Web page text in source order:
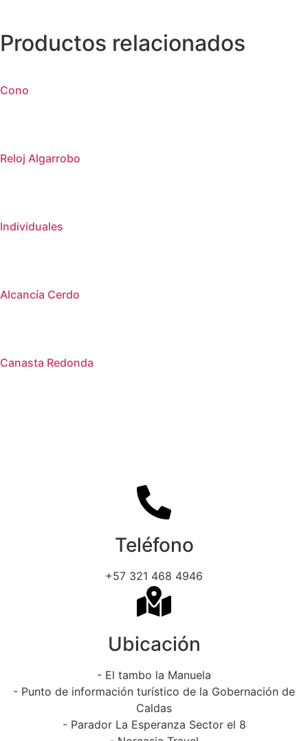
Productos relacionados
Cono
Reloj Algarrobo
Individuales
Alcancía Cerdo
Canasta Redonda
Teléfono
+57 321 468 4946
Ubicación
- El tambo la Manuela
- Punto de información turístico de la Gobernación de
Caldas
- Parador La Esperanza Sector el 8